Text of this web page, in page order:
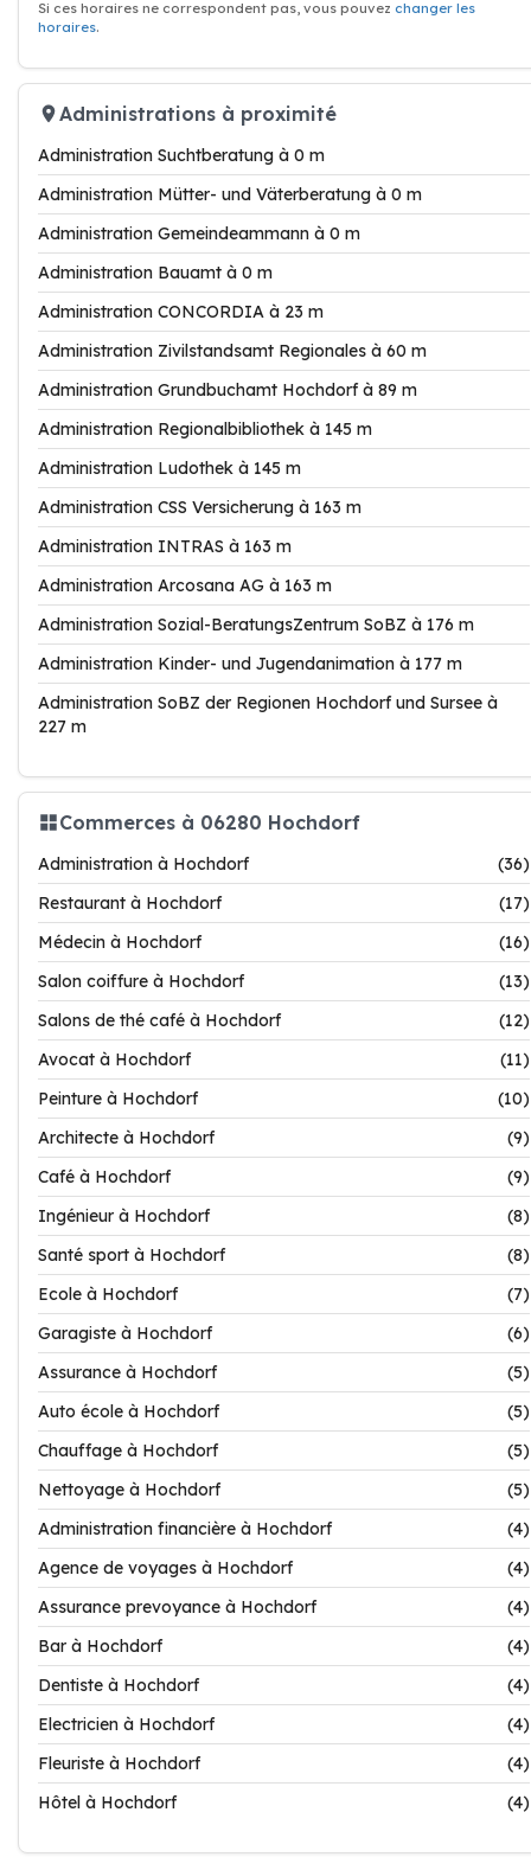
Si ces horaires ne correspondent pas, vous pouvez changer les
horaires.
Administrations à proximité
Administration Suchtberatung à 0 m
Administration Mütter- und Väterberatung à 0 m
Administration Gemeindeammann à 0 m
Administration Bauamt à 0 m
Administration CONCORDIA à 23 m
Administration Zivilstandsamt Regionales à 60 m
Administration Grundbuchamt Hochdorf à 89 m
Administration Regionalbibliothek à 145 m
Administration Ludothek à 145 m
Administration CSS Versicherung à 163 m
Administration INTRAS à 163 m
Administration Arcosana AG à 163 m
Administration Sozial-BeratungsZentrum SoBZ à 176 m
Administration Kinder- und Jugendanimation à 177 m
Administration SoBZ der Regionen Hochdorf und Sursee à
227 m
Commerces à 06280 Hochdorf
Administration à Hochdorf
(36)
Restaurant à Hochdorf
(17)
Médecin à Hochdorf
(16)
Salon coiffure à Hochdorf
(13)
Salons de thé café à Hochdorf
(12)
Avocat à Hochdorf
(11)
Peinture à Hochdorf
(10)
Architecte à Hochdorf
(9)
Café à Hochdorf
(9)
Ingénieur à Hochdorf
(8)
Santé sport à Hochdorf
(8)
Ecole à Hochdorf
(7)
Garagiste à Hochdorf
(6)
Assurance à Hochdorf
(5)
Auto école à Hochdorf
(5)
Chauffage à Hochdorf
(5)
Nettoyage à Hochdorf
(5)
Administration financière à Hochdorf
(4)
Agence de voyages à Hochdorf
(4)
Assurance prevoyance à Hochdorf
(4)
Bar à Hochdorf
(4)
Dentiste à Hochdorf
(4)
Electricien à Hochdorf
(4)
Fleuriste à Hochdorf
(4)
Hôtel à Hochdorf
(4)